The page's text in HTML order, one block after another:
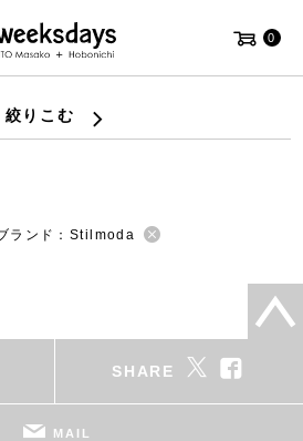
0
絞りこむ
ランド：Stilmoda
SHARE
MAIL